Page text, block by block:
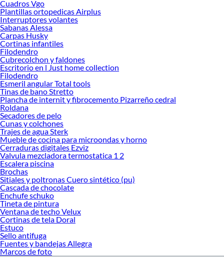
ofrecerte!
Encuentra una amplia variedad de productos de Aseo y limpieza en Sodimac.
Encuentra todo lo necesario para tus proyectos de renovación y decoración.
¡Visítanos y haz tus ideas realidad!
Cuadros Vgo
Plantillas ortopedicas Airplus
Interruptores volantes
Sabanas Alessa
Carpas Husky
Cortinas infantiles
Filodendro
Cubrecolchon y faldones
Escritorio en l Just home collection
Filodendro
Esmeril angular Total tools
Tinas de bano Stretto
Plancha de internit y fibrocemento Pizarreño cedral
Roldana
Secadores de pelo
Cunas y colchones
Trajes de agua Sterk
Mueble de cocina para microondas y horno
Cerraduras digitales Ezviz
Valvula mezcladora termostatica 1 2
Escalera piscina
Brochas
Sitiales y poltronas Cuero sintético (pu)
Cascada de chocolate
Enchufe schuko
Tineta de pintura
Ventana de techo Velux
Cortinas de tela Doral
Estuco
Sello antifuga
Fuentes y bandejas Allegra
Marcos de foto